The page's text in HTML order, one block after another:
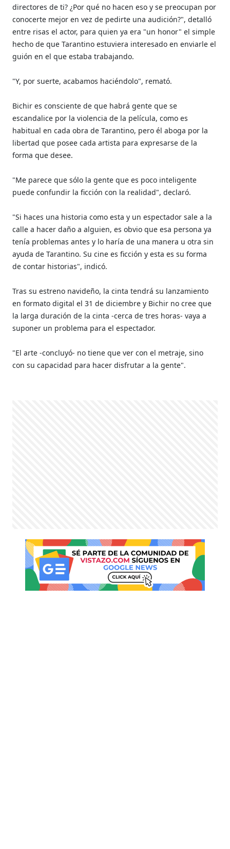
directores de ti? ¿Por qué no hacen eso y se preocupan por
conocerte mejor en vez de pedirte una audición?", detalló
entre risas el actor, para quien ya era "un honor" el simple
hecho de que Tarantino estuviera interesado en enviarle el
guión en el que estaba trabajando.
"Y, por suerte, acabamos haciéndolo", remató.
Bichir es consciente de que habrá gente que se
escandalice por la violencia de la película, como es
habitual en cada obra de Tarantino, pero él aboga por la
libertad que posee cada artista para expresarse de la
forma que desee.
"Me parece que sólo la gente que es poco inteligente
puede confundir la ficción con la realidad", declaró.
"Si haces una historia como esta y un espectador sale a la
calle a hacer daño a alguien, es obvio que esa persona ya
tenía problemas antes y lo haría de una manera u otra sin
ayuda de Tarantino. Su cine es ficción y esta es su forma
de contar historias", indicó.
Tras su estreno navideño, la cinta tendrá su lanzamiento
en formato digital el 31 de diciembre y Bichir no cree que
la larga duración de la cinta -cerca de tres horas- vaya a
suponer un problema para el espectador.
"El arte -concluyó- no tiene que ver con el metraje, sino
con su capacidad para hacer disfrutar a la gente".